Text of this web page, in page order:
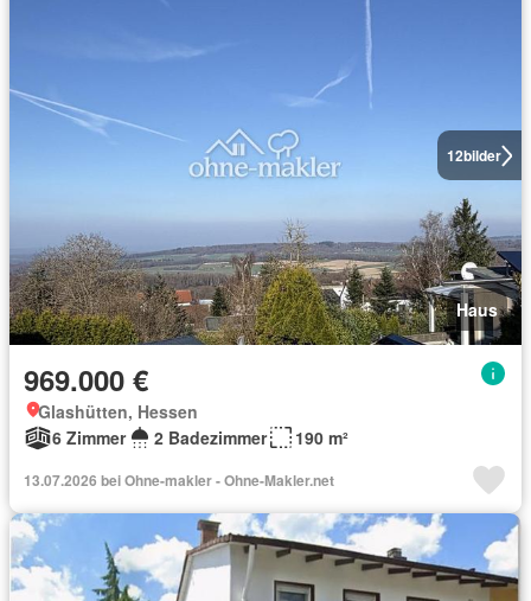
12bilder
Haus
969.000 €
Glashütten, Hessen
6 Zimmer
2 Badezimmer 190 m²
13.07.2026 bei Ohne-makler - Ohne-Makler.net